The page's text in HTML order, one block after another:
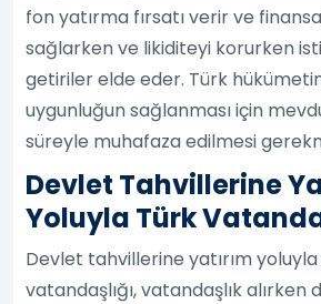
fon yatırma fırsatı verir ve
sağlarken ve likiditeyi korurken
getiriler elde eder. Türk
uygunluğun sağlanması için
süreyle muhafaza edilmesi
Devlet Tahvillerine
Yoluyla Türk
Devlet tahvillerine yatırım
vatandaşlığı, vatandaşlık alırken